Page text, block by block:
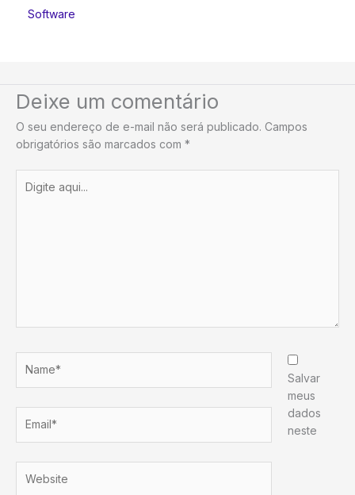
Software
Deixe um comentário
O seu endereço de e-mail não será publicado. Campos
obrigatórios são marcados com *
aqui...
Salvar
meus
dados
neste